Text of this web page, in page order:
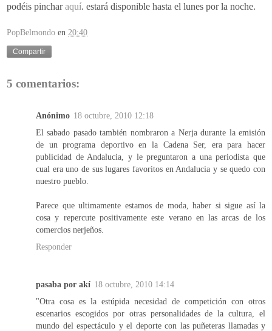
podéis pincharaquí. estará disponible hasta el lunes por la noche.
PopBelmondo en 20:40
Compartir
5 comentarios:
Anónimo 18 octubre, 2010 12:18
El sabado pasado también nombraron a Nerja durante la emisión
de un programa deportivo en la Cadena Ser, era para hacer
publicidad de Andalucia, y le preguntaron a una periodista que
cual era uno de sus lugares favoritos en Andalucia y se quedo con
nuestro pueblo.
Parece que ultimamente estamos de moda, haber si sigue así la
cosa y repercute positivamente este verano en las arcas de los
comercios nerjeños.
Responder
pasaba por akí 18 octubre, 2010 14:14
"Otra cosa es la estúpida necesidad de competición con otros
escenarios escogidos por otras personalidades de la cultura, el
mundo del espectáculo y el deporte con las puñeteras llamadas y